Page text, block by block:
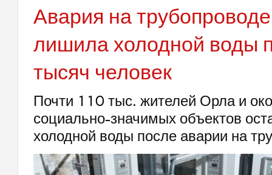
Авария на
лишила холодной воды
тысяч человек
Почти 110 тыс. жителей Орла и
социально-значимых объектов
холодной воды после аварии на